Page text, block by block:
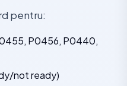
pentru:
P0456, P0440,
not ready)